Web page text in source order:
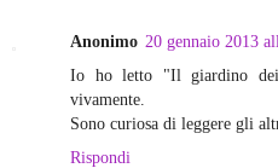
Anonimo 20 gennaio 2013
Io ho letto "Il giardino
vivamente.
Sono curiosa di leggere gli
Rispondi